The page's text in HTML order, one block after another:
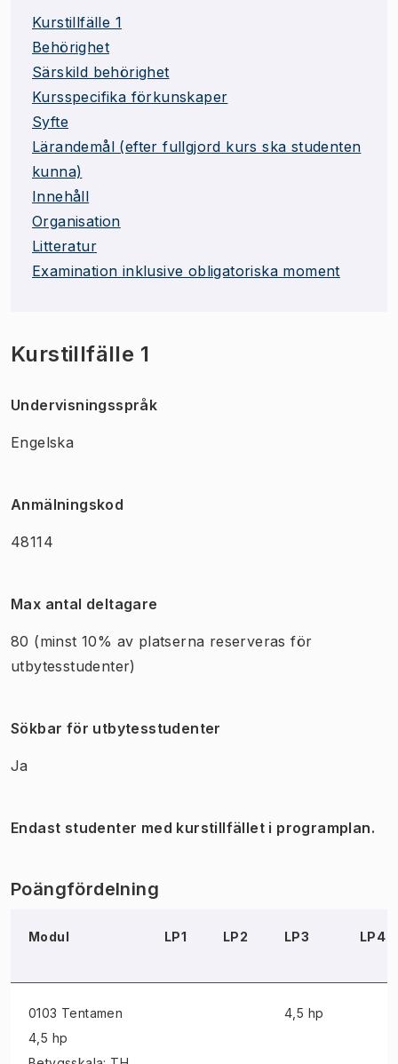
Kurstillfälle 1
Behörighet
Särskild behörighet
Kursspecifika förkunskaper
Syfte
Lärandemål (efter fullgjord kurs ska studenten
kunna)
Innehåll
Organisation
Litteratur
Examination inklusive obligatoriska moment
Kurstillfälle 1
Undervisningsspråk
Engelska
Anmälningskod
48114
Max antal deltagare
80 (minst 10% av platserna reserveras för
utbytesstudenter)
Sökbar för utbytesstudenter
Ja
Endast studenter med kurstillfället i programplan.
Poängfördelning
Modul LP1 LP2 LP3 LP4
0103 Tentamen
4,5 hp
4,5 hp